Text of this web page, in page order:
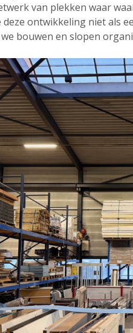
van plekken waar
deze ontwikkeling niet als
bouwen en slopen